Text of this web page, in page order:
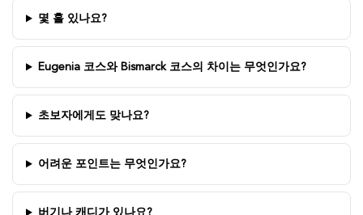
몇 홀 있나요?
Eugenia 코스와 Bismarck 코스의 차이는 무엇인가요?
초보자에게도 맞나요?
어려운 포인트는 무엇인가요?